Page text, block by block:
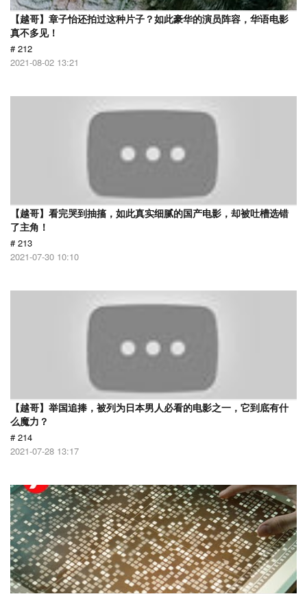
【越哥】章子怡还拍过这种片子？如此豪华的演员阵容，华语电影
真不多见！
# 212
2021-08-02 13:21
【越哥】看完哭到抽搐，如此真实细腻的国产电影，却被吐槽选错
了主角！
# 213
2021-07-30 10:10
【越哥】举国追捧，被列为日本男人必看的电影之一，它到底有什
么魔力？
# 214
2021-07-28 13:17